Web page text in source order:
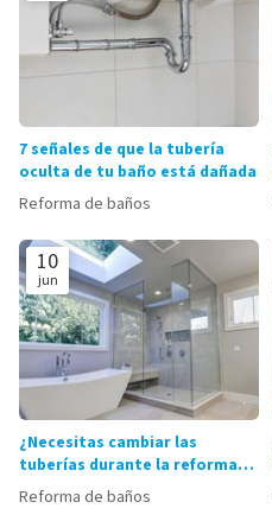
7 señales de que la tubería
oculta de tu baño está dañada
Reforma de baños
10
jun
¿Necesitas cambiar las
tuberías durante la reforma
de tu baño?
Reforma de baños